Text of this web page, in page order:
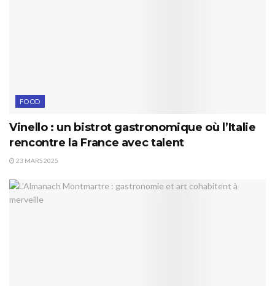
FOOD
Vinello : un bistrot gastronomique où l’Italie
rencontre la France avec talent
23 MARS 2025